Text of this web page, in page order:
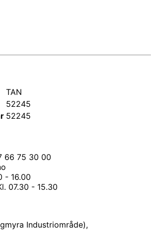
TAN
52245
52245
66 75 30 00
- 16.00
07.30 - 15.30
Industriområde),